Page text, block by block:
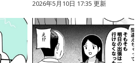
2026年5月10日 17:35 更新